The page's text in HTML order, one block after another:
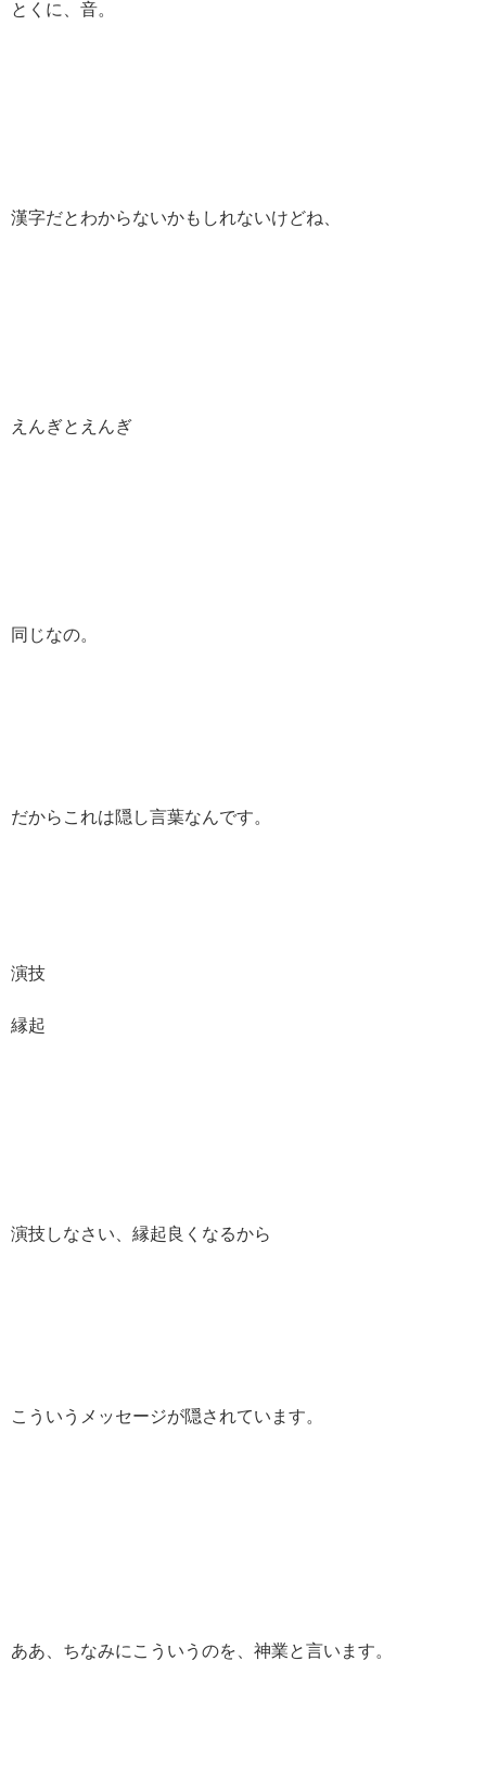
とくに、音。
漢字だとわからないかもしれないけどね、
えんぎとえんぎ
同じなの。
だからこれは隠し言葉なんです。
演技
縁起
演技しなさい、縁起良くなるから
こういうメッセージが隠されています。
ああ、ちなみにこういうのを、神業と言います。